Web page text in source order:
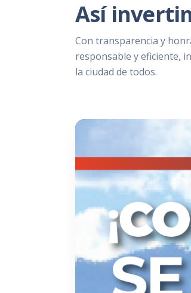
Así
Con transparencia y
responsable y eficiente,
la ciudad de todos.